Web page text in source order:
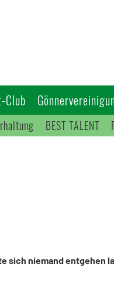
Club
BEST TALENT
sich niemand entgehen